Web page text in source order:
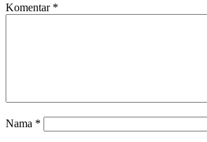
Komentar *
Nama *